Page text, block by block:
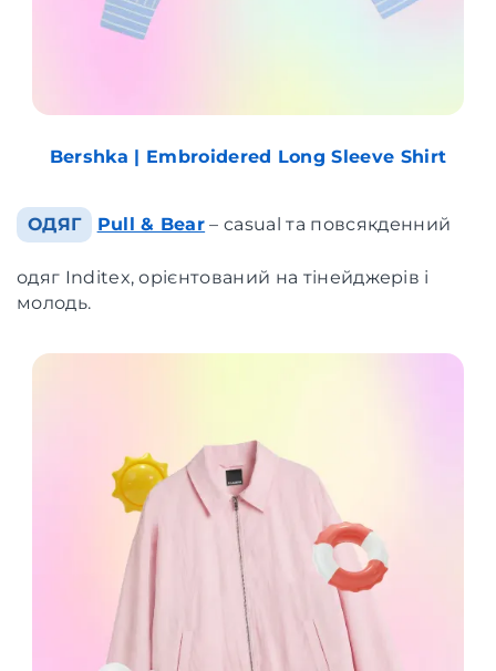
Bershka | Embroidered Long Sleeve Shirt
ОДЯГ Pull & Bear – casual та повсякденний
одяг Inditex, орієнтований на тінейджерів і
молодь.